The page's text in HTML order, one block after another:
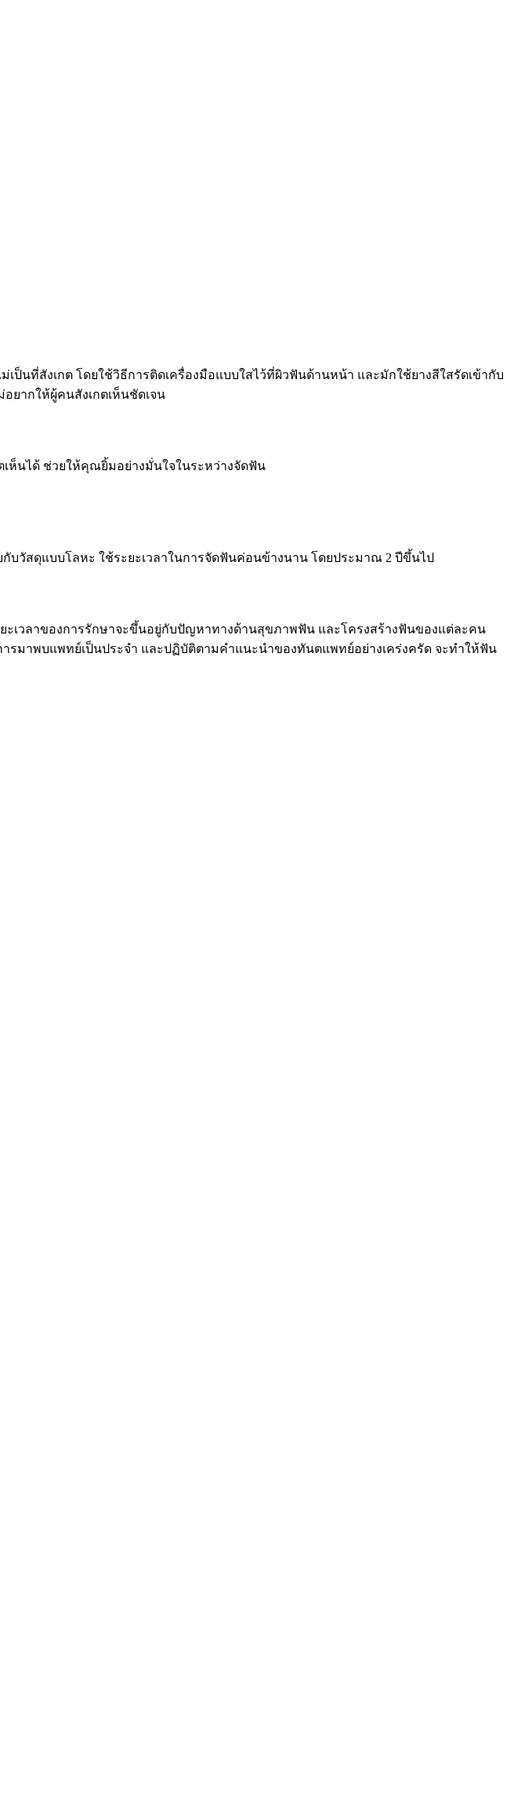
นที่สังเกต โดยใช้วิธีการติดเครื่องมือแบบใสไว้ที่ผิวฟันด้านหน้า และมักใช้ยางสีใสรัดเข้ากับ
ยากให้ผู้คนสังเกตเห็นชัดเจน
ห็นได้ ช่วยให้คุณยิ้มอย่างมั่นใจในระหว่างจัดฟัน
บวัสดุแบบโลหะ ใช้ระยะเวลาในการจัดฟันค่อนข้างนาน โดยประมาณ 2 ปีขึ้นไป
ยะเวลาของการรักษาจะขึ้นอยู่กับปัญหาทางด้านสุขภาพฟัน และโครงสร้างฟันของแต่ละคน
มาพบแพทย์เป็นประจำ และปฏิบัติตามคำแนะนำของทันตแพทย์อย่างเคร่งครัด จะทำให้ฟัน